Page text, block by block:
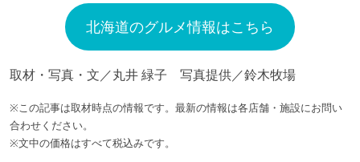
北海道のグルメ情報はこちら
取材・写真・文／丸井 緑子 写真提供／鈴木牧場
※この記事は取材時点の情報です。最新の情報は各店舗・施設にお問い
合わせください。
※文中の価格はすべて税込みです。